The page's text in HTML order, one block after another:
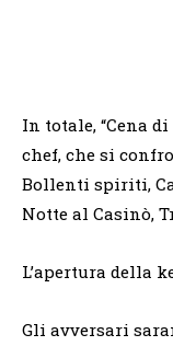
In totale, “Cena
chef, che si
Bollenti spiriti,
Notte al Casinò,
L’apertura della
Gli avversari